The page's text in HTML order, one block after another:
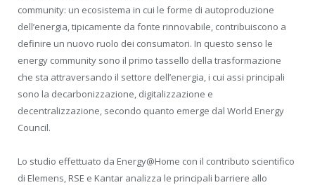
community: un ecosistema in cui le forme di autoproduzione
dell’energia, tipicamente da fonte rinnovabile, contribuiscono a
definire un nuovo ruolo dei consumatori. In questo senso le
energy community sono il primo tassello della trasformazione
che sta attraversando il settore dell’energia, i cui assi principali
sono la decarbonizzazione, digitalizzazione e
decentralizzazione, secondo quanto emerge dal World Energy
Council.
Lo studio effettuato da Energy@Home con il contributo scientifico
di Elemens, RSE e Kantar analizza le principali barriere allo